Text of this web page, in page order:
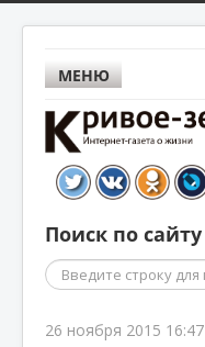
МЕНЮ
Поиск по сайту
Поиск
26 ноября 2015 16:47